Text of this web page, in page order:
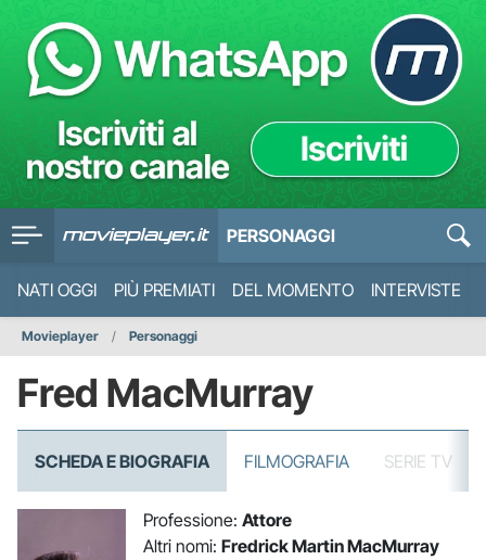
PERSONAGGI
NATI OGGI PIÙ PREMIATI DEL MOMENTO INTERVISTE
Movieplayer Personaggi
Fred MacMurray
SCHEDA E BIOGRAFIA FILMOGRAFIA SERIE TV
Professione: Attore
Altri nomi: Fredrick Martin MacMurray